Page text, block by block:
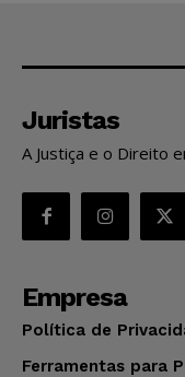
Juristas
A Justiça e o Direito
Empresa
Política de
Ferramentas para